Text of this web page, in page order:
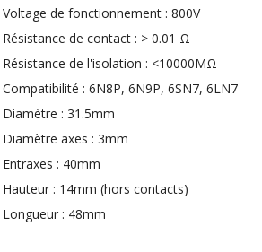
NEUTRIK NC3FXX Connecteur
Voltage de fonctionnement : 800V
Résistance de contact : > 0.01 Ω
Résistance de l'isolation : <10000MΩ
Compatibilité : 6N8P, 6N9P, 6SN7, 6LN7
Diamètre : 31.5mm
Diamètre axes : 3mm
Entraxes : 40mm
Hauteur : 14mm (hors contacts)
Longueur : 48mm